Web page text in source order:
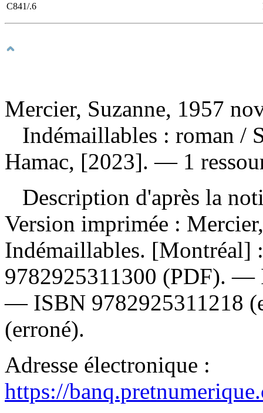
C841/.6
Mercier, Suzanne, 1957
Indémaillables : roman /
Hamac, [2023]. — 1
Description d'après la
Version imprimée :
Indémaillables.
9782925311300 (PDF). —
— ISBN 9782925311218
(erroné).
Adresse électronique :
https://